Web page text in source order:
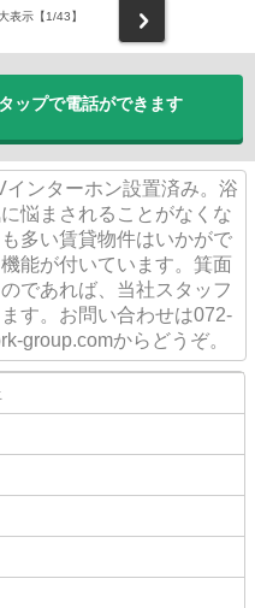
表示【1/43】
タップで電話ができます
ンターホン設置済み。浴
悩まされることがなくな
多い賃貸物件はいかがで
能が付いています。箕面
であれば、当社スタッフ
す。お問い合わせは072-
group.comからどうぞ。